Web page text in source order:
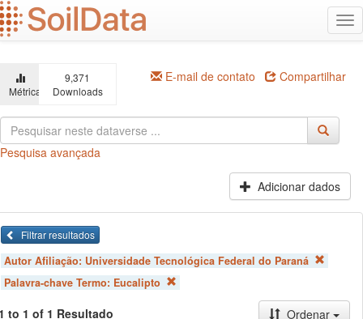
Ir
para
o
principal
Métricas
9,371
Downloads
E-mail de contato Compartilhar
Pesquisa avançada
Adicionar dados
Filtrar resultados
Autor Afiliação: Universidade Tecnológica Federal do Paraná
Palavra-chave Termo: Eucalipto
to 1 of 1 Resultado
Ordenar